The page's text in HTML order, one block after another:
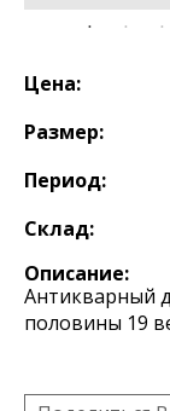
Цена:
Размер:
Период:
Склад:
Описание:
Антикварный
половины 19